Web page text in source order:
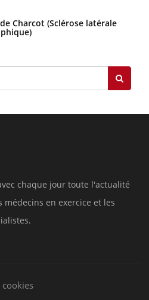
Charcot (Sclérose latérale
chaque jour toute l'actualité
en exercice et les